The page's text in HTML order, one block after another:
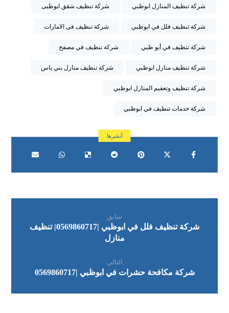
شركة تنظيف المنازل ابوظبي شركة تنظيف شقق ابوظبى
شركة تنظيف فلل في ابوظبي شركة تنظيف فى الامارات
شركة تنظيف في أبو ظبي شركة تنظيف في مصفح
شركة تنظيف منازل ابوظبي شركة تنظيف منازل بني ياس
شركة تنظيف وتعقيم المنازل ابوظبي
شركة خدمات تنظيف في ابوظبي
سابق
شركة تنظيف فلل في ابوظبي |0569860717| تنظيف
منازل
التالي
شركة مكافحة حشرات في ابوظبي |0569860717